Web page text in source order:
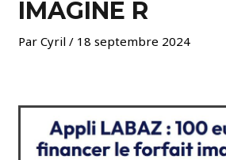
IMAGINE R
ParCyril/ 18 septembre 2024